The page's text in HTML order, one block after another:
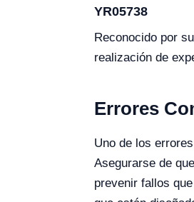
YR05738
Reconocido por
realización de
Errores
Uno de los
Asegurarse de
prevenir fallos